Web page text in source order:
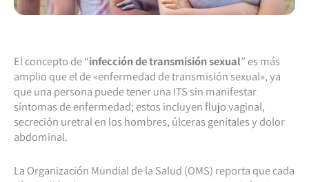
El concepto de “infección de transmisión sexual” es más
amplio que el de «enfermedad de transmisión sexual», ya
que una persona puede tener una ITS sin manifestar
síntomas de enfermedad; estos incluyen flujo vaginal,
secreción uretral en los hombres, úlceras genitales y dolor
abdominal.
La Organización Mundial de la Salud (OMS) reporta que cada